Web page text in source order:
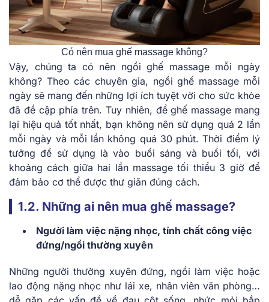
Có nên mua ghế massage không?
Vậy, chúng ta có nên ngồi ghế massage mỗi ngày
không? Theo các chuyên gia, ngồi ghế massage mỗi
ngày sẽ mang đến những lợi ích tuyệt vời cho sức khỏe
đã đề cập phía trên. Tuy nhiên, để ghế massage mang
lại hiệu quả tốt nhất, bạn không nên sử dụng quá 2 lần
mỗi ngày và mỗi lần không quá 30 phút. Thời điểm lý
tưởng để sử dụng là vào buổi sáng và buổi tối, với
khoảng cách giữa hai lần massage tối thiểu 3 giờ để
đảm bảo cơ thể được thư giãn đúng cách.
1.2. Những ai nên mua ghế massage?
Người làm việc nặng nhọc, tính chất công việc
đứng/ngồi thường xuyên
Những người thường xuyên đứng, ngồi làm việc hoặc
lao động nặng nhọc như lái xe, nhân viên văn phòng…